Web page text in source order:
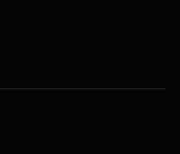
и покупки